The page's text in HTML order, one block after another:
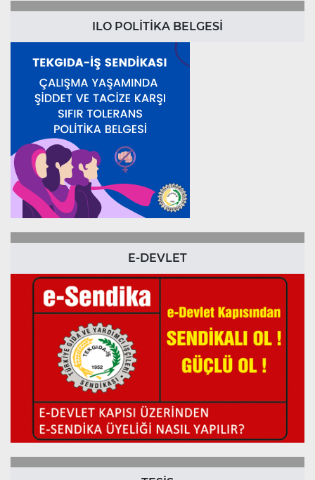
ILO POLİTİKA BELGESİ
E-DEVLET